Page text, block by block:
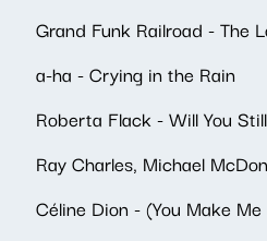
Grand Funk Railroad - The
a-ha - Crying in the Rain
Roberta Flack - Will You
Ray Charles, Michael
Céline Dion - (You Make